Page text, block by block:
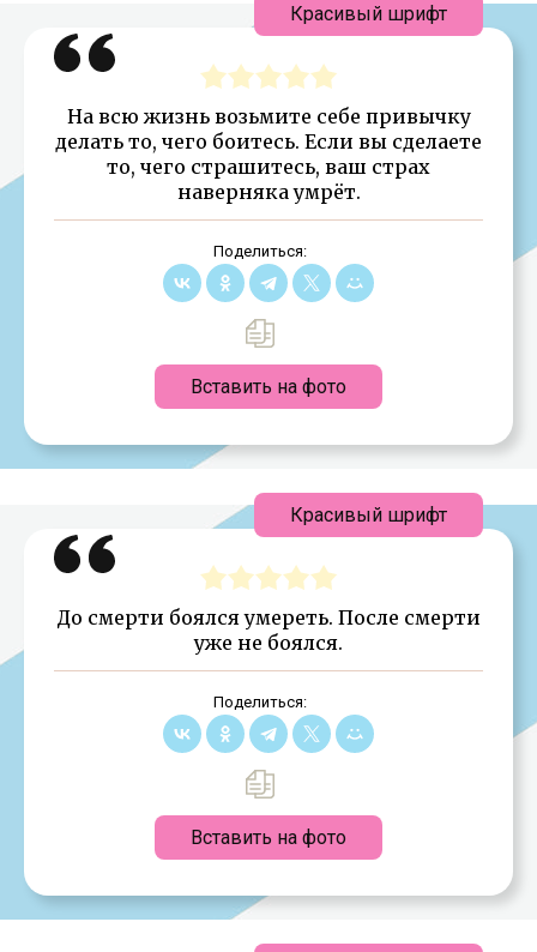
На всю жизнь возьмите себе привычку
делать то, чего боитесь. Если вы сделаете
то, чего страшитесь, ваш страх
наверняка умрёт.
Поделиться:
Вставить на фото
Красивый шрифт
До смерти боялся умереть. После смерти
уже не боялся.
Поделиться:
Вставить на фото
Красивый шрифт